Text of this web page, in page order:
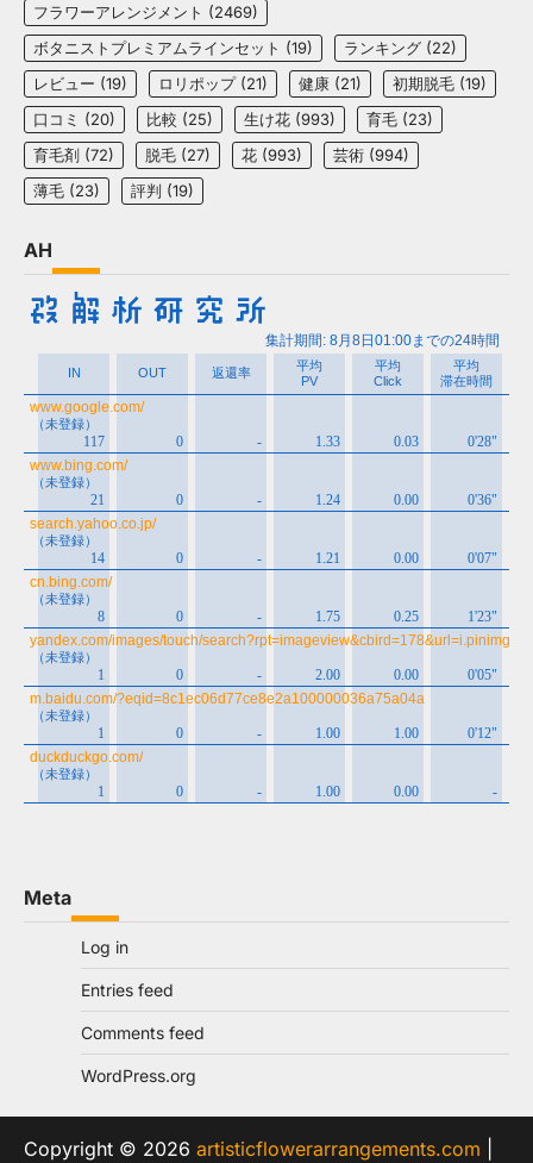
フラワーアレンジメント (2469)
ボタニストプレミアムラインセット (19) ランキング (22)
レビュー (19) ロリポップ(21) 健康 (21) 初期脱毛 (19)
口コミ (20) 比較 (25) 生け花 (993) 育毛 (23)
育毛剤 (72) 脱毛 (27) 花 (993) 芸術 (994)
薄毛 (23) 評判 (19)
AH
Meta
Log in
Entries feed
Comments feed
WordPress.org
Copyright © 2026 artisticflowerarrangements.com